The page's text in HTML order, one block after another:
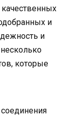
и
и
которые